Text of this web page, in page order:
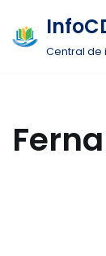
Pular Central de